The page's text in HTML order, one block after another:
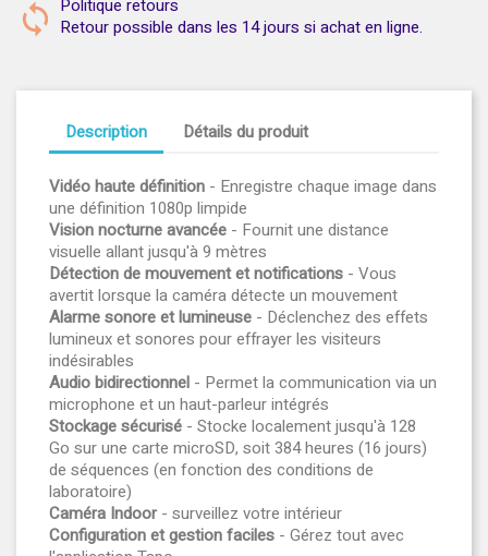
Politique retours
Retour possible dans les 14 jours si achat en ligne.
Description Détails du produit
Vidéo haute définition - Enregistre chaque image dans
une définition 1080p limpide
Vision nocturne avancée - Fournit une distance
visuelle allant jusqu'à 9 mètres
Détection de mouvement et notifications - Vous
avertit lorsque la caméra détecte un mouvement
Alarme sonore et lumineuse - Déclenchez des effets
lumineux et sonores pour effrayer les visiteurs
indésirables
Audio bidirectionnel - Permet la communication via un
microphone et un haut-parleur intégrés
Stockage sécurisé - Stocke localement jusqu'à 128
Go sur une carte microSD, soit 384 heures (16 jours)
de séquences (en fonction des conditions de
laboratoire)
Caméra Indoor- surveillez votre intérieur
Configuration et gestion faciles - Gérez tout avec